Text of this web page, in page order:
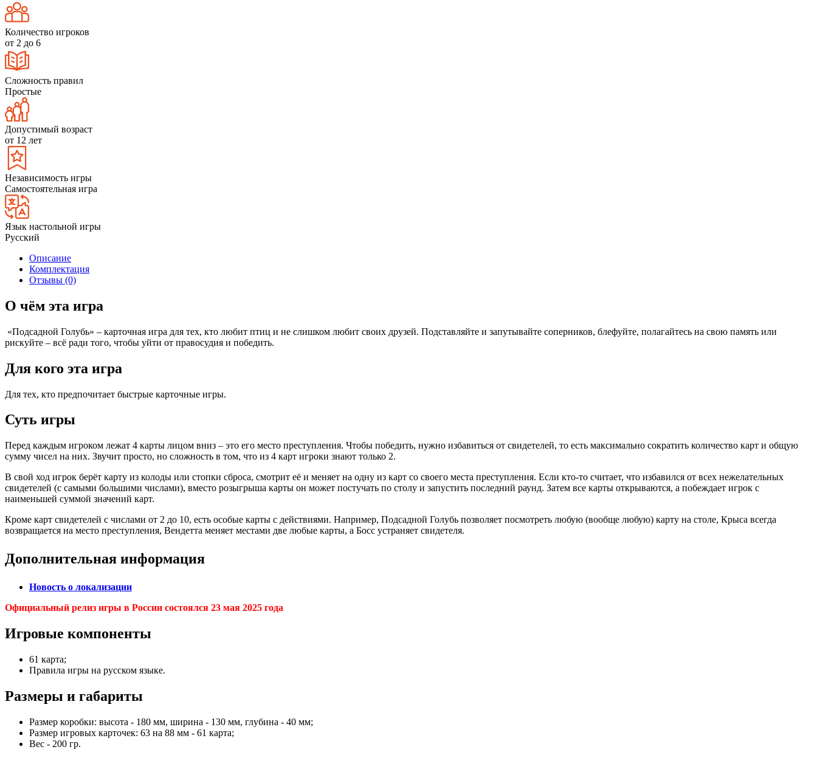
Количество игроков
от 2 до 6
Сложность правил
Простые
Допустимый возраст
от 12 лет
Независимость игры
Самостоятельная игра
Язык настольной игры
Русский
Описание
Комплектация
Отзывы (0)
О чём эта игра
«Подсадной Голубь» – карточная игра для тех, кто любит птиц и не слишком любит своих друзей. Подставляйте и запутывайте соперников, блефуйте, полагайтесь на свою память или
рискуйте – всё ради того, чтобы уйти от правосудия и победить.
Для кого эта игра
Для тех, кто предпочитает быстрые карточные игры.
Суть игры
Перед каждым игроком лежат 4 карты лицом вниз – это его место преступления. Чтобы победить, нужно избавиться от свидетелей, то есть максимально сократить количество карт и общую
сумму чисел на них. Звучит просто, но сложность в том, что из 4 карт игроки знают только 2.
В свой ход игрок берёт карту из колоды или стопки сброса, смотрит её и меняет на одну из карт со своего места преступления. Если кто-то считает, что избавился от всех нежелательных
свидетелей (с самыми большими числами), вместо розыгрыша карты он может постучать по столу и запустить последний раунд. Затем все карты открываются, а побеждает игрок с
наименьшей суммой значений карт.
Кроме карт свидетелей с числами от 2 до 10, есть особые карты с действиями. Например, Подсадной Голубь позволяет посмотреть любую (вообще любую) карту на столе, Крыса всегда
возвращается на место преступления, Вендетта меняет местами две любые карты, а Босс устраняет свидетеля.
Дополнительная информация
Новость о локализации
Официальный релиз игры в России состоялся 23 мая 2025 года
Игровые компоненты
61 карта;
Правила игры на русском языке.
Размеры и габариты
Размер коробки: высота - 180 мм, ширина - 130 мм, глубина - 40 мм;
Размер игровых карточек: 63 на 88 мм - 61 карта;
Вес - 200 гр.